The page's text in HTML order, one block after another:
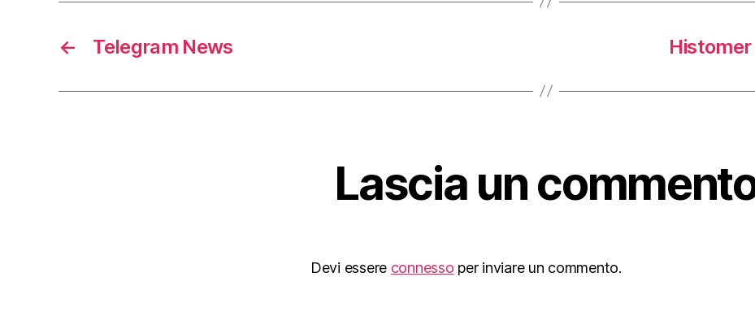
← Telegram News
Lascia un
Devi essere connesso per inviare un commento.